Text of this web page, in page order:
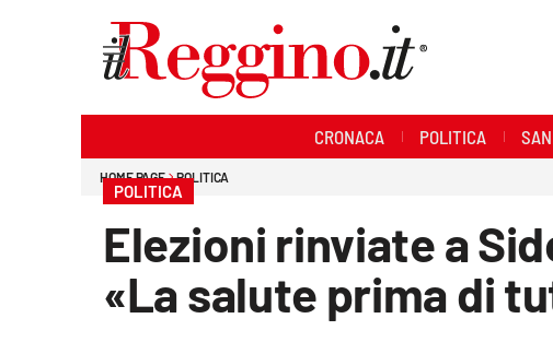
CRONACA POLITICA
HOME PAGE POLITICA
POLITICA
Elezioni rinviate a
«La salute prima di